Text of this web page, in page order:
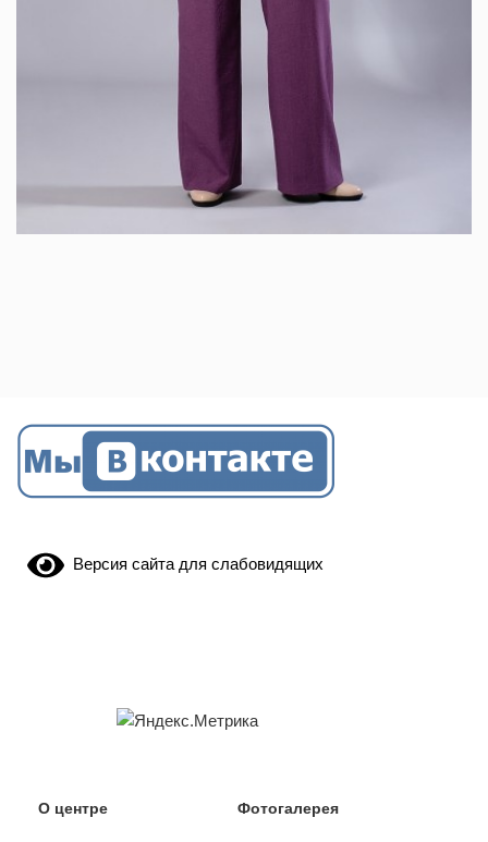
Версия сайта для слабовидящих
О центре Фотогалерея